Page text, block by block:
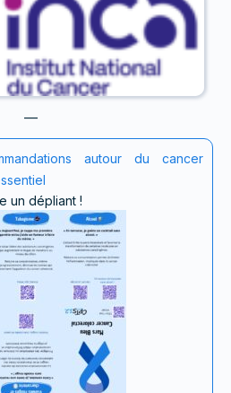
—
autour du cancer
un dépliant !